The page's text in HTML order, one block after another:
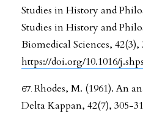
Studies in History and
Studies in History and
Biomedical Sciences, 42(3),
https://doi.org/10.1016/
Rhodes, M. (1961). An
Delta Kappan, 42(7), 305-